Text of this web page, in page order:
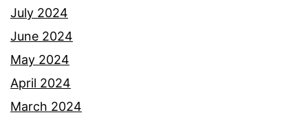
July 2024
June 2024
May 2024
April 2024
March 2024